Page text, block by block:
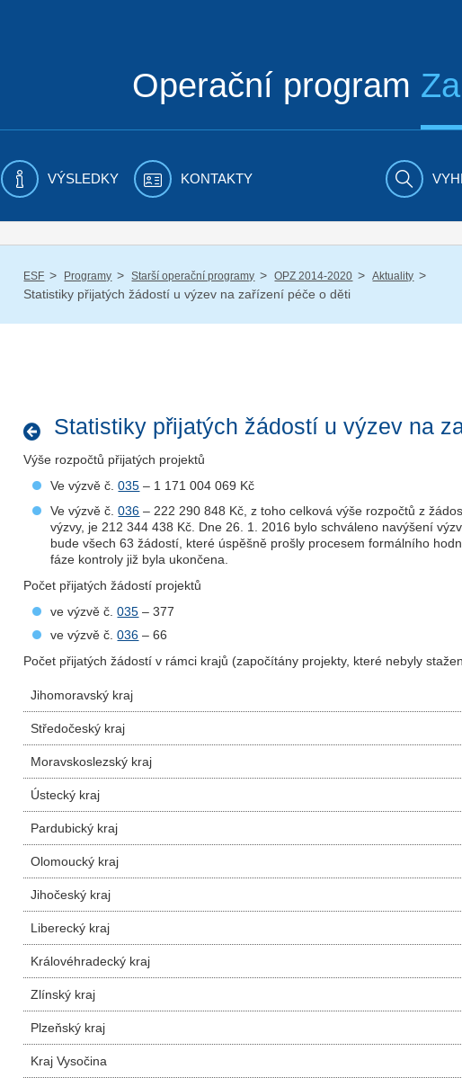
Operační program
VÝSLEDKY KONTAKTY
ESF / Programy / Starší operační programy / OPZ 2014-2020 / Aktuality /
Statistiky přijatých žádostí u výzev na zařízení péče o děti
Statistiky přijatých žádostí u výzev na
Výše rozpočtů přijatých projektů
Ve výzvě č.035 – 1 171 004 069 Kč
Ve výzvě č.036 – 222 290 848 Kč, z toho celková výše rozpočtů z
výzvy, je 212 344 438 Kč. Dne 26. 1. 2016 bylo schváleno navýšení
bude všech 63 žádostí, které úspěšně prošly procesem formálního
fáze kontroly již byla ukončena.
Počet přijatých žádostí projektů
ve výzvě č.035 – 377
ve výzvě č.036 – 66
Počet přijatých žádostí v rámci krajů (započítány projekty, které nebyly
Jihomoravský kraj
Středočeský kraj
Moravskoslezský kraj
Ústecký kraj
Pardubický kraj
Olomoucký kraj
Jihočeský kraj
Liberecký kraj
Královéhradecký kraj
Zlínský kraj
Plzeňský kraj
Kraj Vysočina